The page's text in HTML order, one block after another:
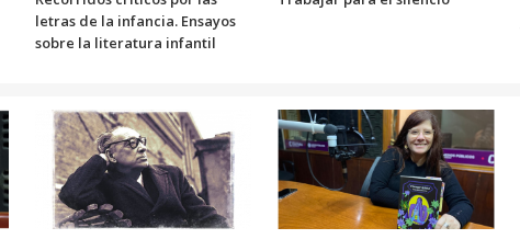
letras de la infancia. Ensayos
sobre la literatura infantil